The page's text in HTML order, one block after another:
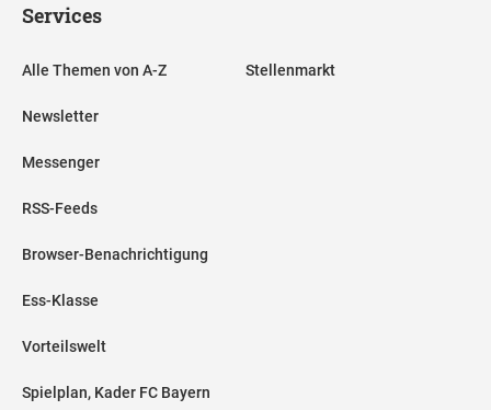
Services
Alle Themen von A-Z
Newsletter
Messenger
RSS-Feeds
Browser-Benachrichtigung
Ess-Klasse
Vorteilswelt
Spielplan, Kader FC Bayern
Stellenmarkt